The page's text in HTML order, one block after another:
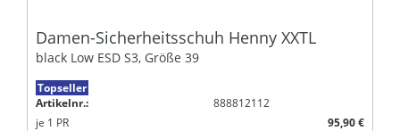
Damen-Sicherheitsschuh Henny XXTL
black Low ESD S3, Größe 39
Topseller
Artikelnr.:
888812112
je 1 PR 95,90 €